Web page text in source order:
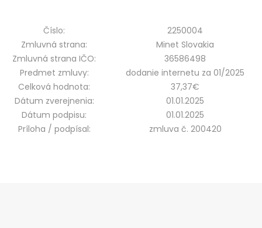
Číslo:
2250004
Zmluvná strana:
Minet Slovakia
Zmluvná strana IČO:
36586498
Predmet zmluvy:
dodanie internetu za 01/2025
Celková hodnota:
37,37€
Dátum zverejnenia:
01.01.2025
Dátum podpisu:
01.01.2025
Príloha / podpísal:
zmluva č. 200420